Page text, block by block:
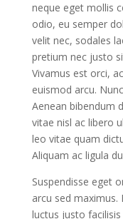
neque eget mollis
odio, eu semper
velit nec, sodales
pretium nec justo
Vivamus est orci,
euismod arcu.
Aenean bibendum
vitae nisl ac libero
leo vitae quam
Aliquam ac ligula
Suspendisse eget
arcu sed
luctus justo